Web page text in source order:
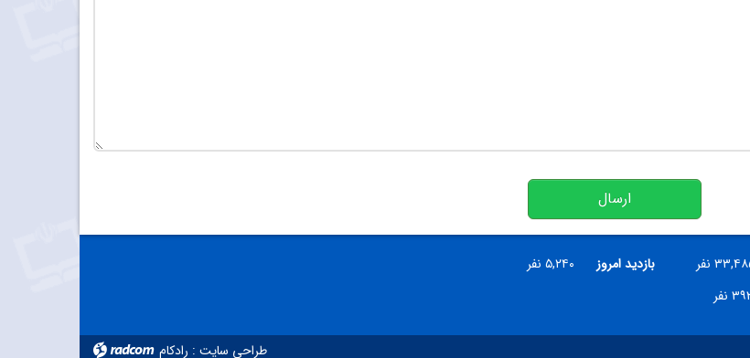
ارسال
نفر بازدید امروز
۵,۲۴۰ نفر
نفر
طراحی سایت : رادکام radcom